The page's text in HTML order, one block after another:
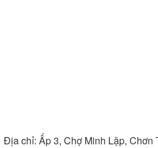
Địa chỉ: Ấp 3, Chợ Minh Lập,